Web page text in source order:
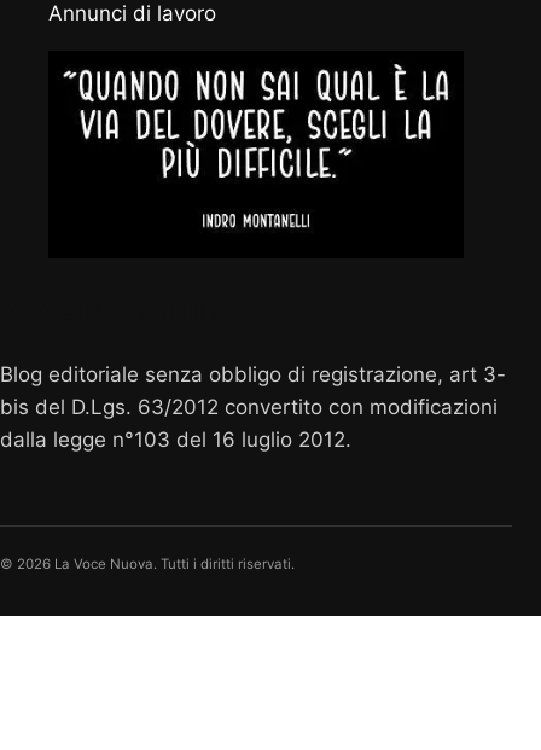
Annunci di lavoro
Blog editoriale senza obbligo di registrazione, art 3-
bis del D.Lgs. 63/2012 convertito con modificazioni
dalla legge n°103 del 16 luglio 2012.
© 2026 La Voce Nuova. Tutti i diritti riservati.